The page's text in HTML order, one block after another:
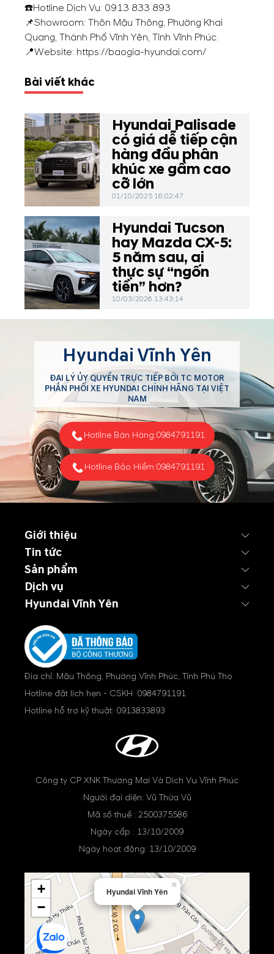
☎️Hotline Dịch Vụ: 0913 833 893
📌Showroom: Thôn Mậu Thông, Phường Khai
Quang, Thành Phố Vĩnh Yên, Tỉnh Vĩnh Phúc.
📍Website: https://baogia-hyundai.com/
Bài viết khác
Hyundai Palisade
có giá dễ tiếp cận
hàng đầu phân
khúc xe gầm cao
cỡ lớn
01/10/2025 16:02:47
Hyundai Tucson
hay Mazda CX-5:
5 năm sau, ai
thực sự “ngốn
tiền” hơn?
10/03/2026 13:43:14
Hyundai Vĩnh Yên
ĐẠI LÝ ỦY QUYỀN TRỰC TIẾP BỞI TC MOTOR
PHÂN PHỐI XE HYUNDAI CHÍNH HÃNG TẠI VIỆT
NAM
Hotline Bán Hàng:0984791191
Hotline Bảo Hiểm:0984791191
Giới thiệu
Tin tức
Sản phẩm
Dịch vụ
Hyundai Vĩnh Yên
Địa chỉ: Mậu Thông, Phường Vĩnh Phúc, Tỉnh Phú Thọ
Hotline đặt lịch hẹn - CSKH: 0984791191
Hotline hỗ trợ kỹ thuật: 0913833893
Công ty CP XNK Thương Mại Và Dịch Vụ Vĩnh Phúc
Người đại diện: Vũ Thừa Vũ
Mã số thuế : 2500375586
Ngày cấp : 13/10/2009
Ngày hoạt động: 13/10/2009
Hyundai Vĩnh Yên
×
+
−